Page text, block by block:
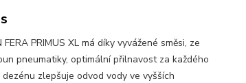
PRIMUS XL má díky vyvážené směsi, ze
pneumatiky, optimální přilnavost za každého
zlepšuje odvod vody ve vyšších